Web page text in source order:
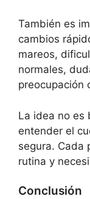
También es
cambios
mareos,
normales,
preocupación
La idea no es
entender el
segura. Cada
rutina y
Conclusión